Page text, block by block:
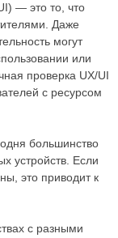
— это то, что
Даже
могут
или
проверка UX/UI
с ресурсом
большинство
устройств. Если
это приводит к
с разными